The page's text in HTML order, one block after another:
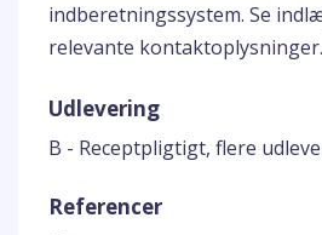
indberetningssystem. Se
relevante kontaktoplysninger.
Udlevering
B - Receptpligtigt, flere
Referencer